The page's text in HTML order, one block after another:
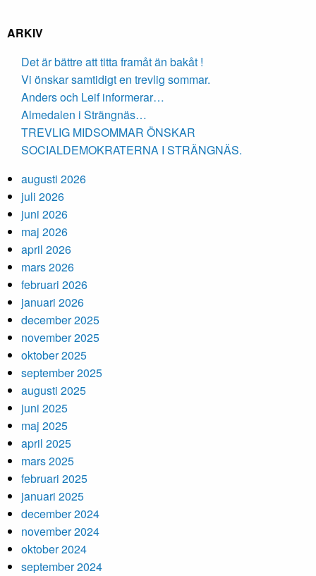
ARKIV
Det är bättre att titta framåt än bakåt !
Vi önskar samtidigt en trevlig sommar.
Anders och Leif informerar…
Almedalen i Strängnäs…
TREVLIG MIDSOMMAR ÖNSKAR
SOCIALDEMOKRATERNA I STRÄNGNÄS.
augusti 2026
juli 2026
juni 2026
maj 2026
april 2026
mars 2026
februari 2026
januari 2026
december 2025
november 2025
oktober 2025
september 2025
augusti 2025
juni 2025
maj 2025
april 2025
mars 2025
februari 2025
januari 2025
december 2024
november 2024
oktober 2024
september 2024